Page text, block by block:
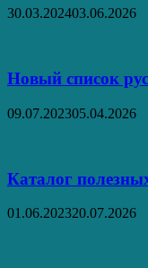
30.03.202403.06.2026
Новый список
09.07.202305.04.2026
Каталог
01.06.202320.07.2026